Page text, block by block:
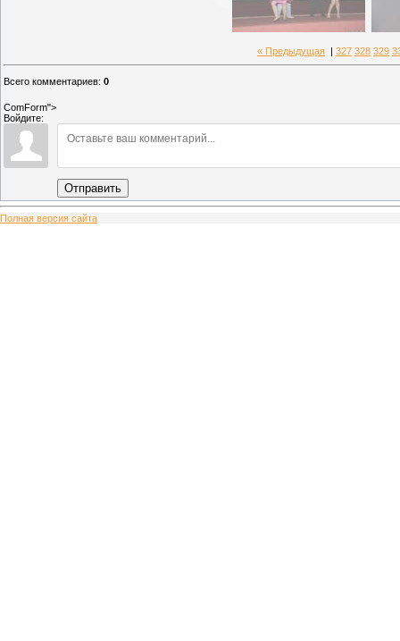
« Предыдущая 327 328 329
Всего комментариев: 0
ComForm">
Войдите:
Отправить
Полная версия сайта